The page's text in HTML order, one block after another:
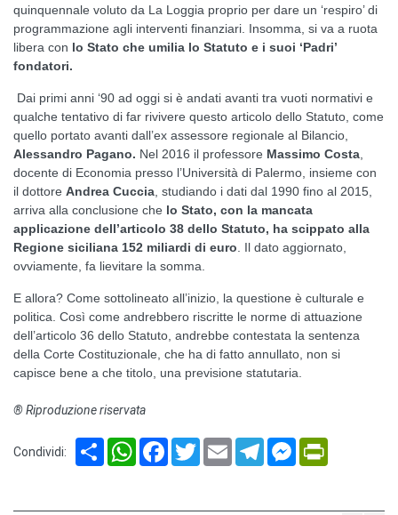
quinquennale voluto da La Loggia proprio per dare un ‘respiro’ di
programmazione agli interventi finanziari. Insomma, si va a ruota
libera con lo Stato che umilia lo Statuto e i suoi ‘Padri’
fondatori.
Dai primi anni ‘90 ad oggi si è andati avanti tra vuoti normativi e
qualche tentativo di far rivivere questo articolo dello Statuto, come
quello portato avanti dall’ex assessore regionale al Bilancio,
Alessandro Pagano. Nel 2016 il professore Massimo Costa,
docente di Economia presso l’Università di Palermo, insieme con
il dottore Andrea Cuccia, studiando i dati dal 1990 fino al 2015,
arriva alla conclusione che lo Stato, con la mancata
applicazione dell’articolo 38 dello Statuto, ha scippato alla
Regione siciliana 152 miliardi di euro. Il dato aggiornato,
ovviamente, fa lievitare la somma.
E allora? Come sottolineato all’inizio, la questione è culturale e
politica. Così come andrebbero riscritte le norme di attuazione
dell’articolo 36 dello Statuto, andrebbe contestata la sentenza
della Corte Costituzionale, che ha di fatto annullato, non si
capisce bene a che titolo, una previsione statutaria.
® Riproduzione riservata
Condividi: Share WhatsAppFacebook
TwitterEmail TelegramMessenger